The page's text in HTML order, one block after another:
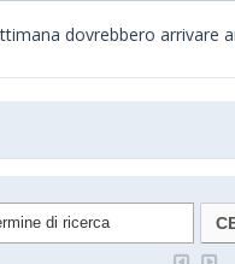
dovrebbero arrivare